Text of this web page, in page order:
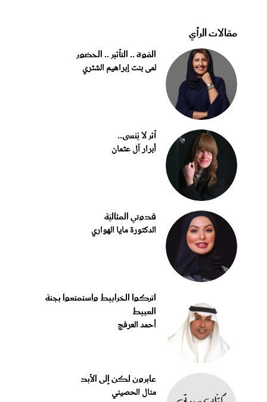
مقالات الرأي
القوة .. التأثير .. الحضور
لمى بنت إبراهيم الشثري
أثر لا يُنسى..
أبرار آل عثمان
قدوتي المثاليّة
الدكتورة مايا الهواري
اتركوا الخرابيط واستمتعوا بجنة
العبيط
أحمد العرفج
عابرون لكن إلى الأبد
منال الحصيني